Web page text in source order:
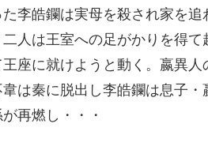
李皓鑭は実母を殺され家を
人は王室への足がかりを得
座に就けようと動く。嬴異
は秦に脱出し李皓鑭は息子
再燃し・・・